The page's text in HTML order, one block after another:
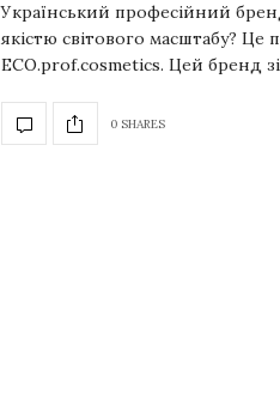
Український професійний
якістю світового масштабу? Це
ECO.prof.cosmetics. Цей бренд
0 SHARES